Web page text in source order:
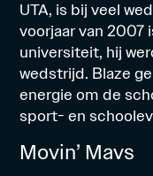
UTA, is bij veel
voorjaar van 2007
universiteit, hij
wedstrijd. Blaze
energie om de
sport- en
Movin’ Mavs